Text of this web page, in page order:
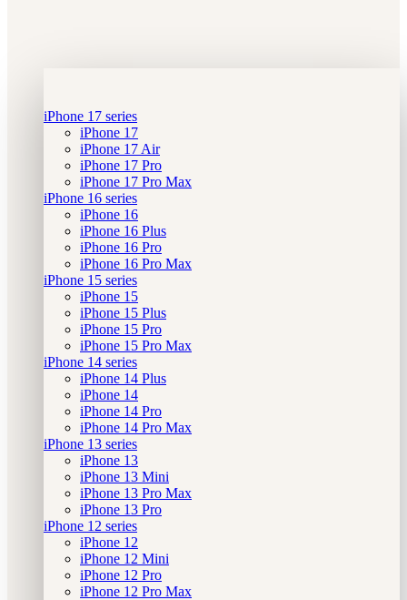
iPhone 17 series
iPhone 17
iPhone 17 Air
iPhone 17 Pro
iPhone 17 Pro Max
iPhone 16 series
iPhone 16
iPhone 16 Plus
iPhone 16 Pro
iPhone 16 Pro Max
iPhone 15 series
iPhone 15
iPhone 15 Plus
iPhone 15 Pro
iPhone 15 Pro Max
iPhone 14 series
iPhone 14 Plus
iPhone 14
iPhone 14 Pro
iPhone 14 Pro Max
iPhone 13 series
iPhone 13
iPhone 13 Mini
iPhone 13 Pro Max
iPhone 13 Pro
iPhone 12 series
iPhone 12
iPhone 12 Mini
iPhone 12 Pro
iPhone 12 Pro Max